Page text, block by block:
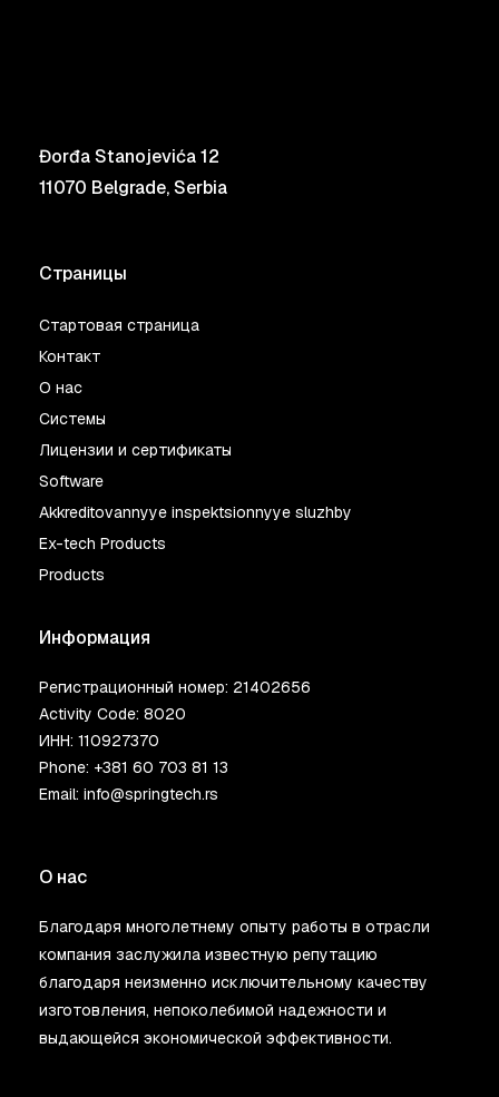
Đorđa Stanojevića 12
11070 Belgrade, Serbia
Страницы
Стартовая страница
Контакт
О нас
Системы
Лицензии и сертификаты
Software
Akkreditovannyye inspektsionnyye sluzhby
Ex-tech Products
Products
Информация
Регистрационный номер: 21402656
Activity Code: 8020
ИНН: 110927370
Phone: +381 60 703 81 13
Email: info@springtech.rs
О нас
Благодаря многолетнему опыту работы в отрасли
компания заслужила известную репутацию
благодаря неизменно исключительному качеству
изготовления, непоколебимой надежности и
выдающейся экономической эффективности.